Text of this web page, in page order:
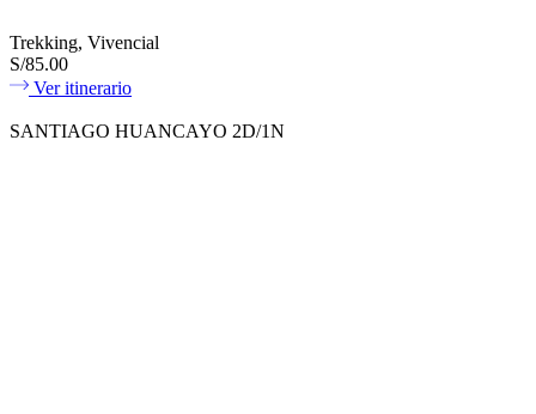
Trekking, Vivencial
S/85.00
Ver itinerario
SANTIAGO HUANCAYO 2D/1N